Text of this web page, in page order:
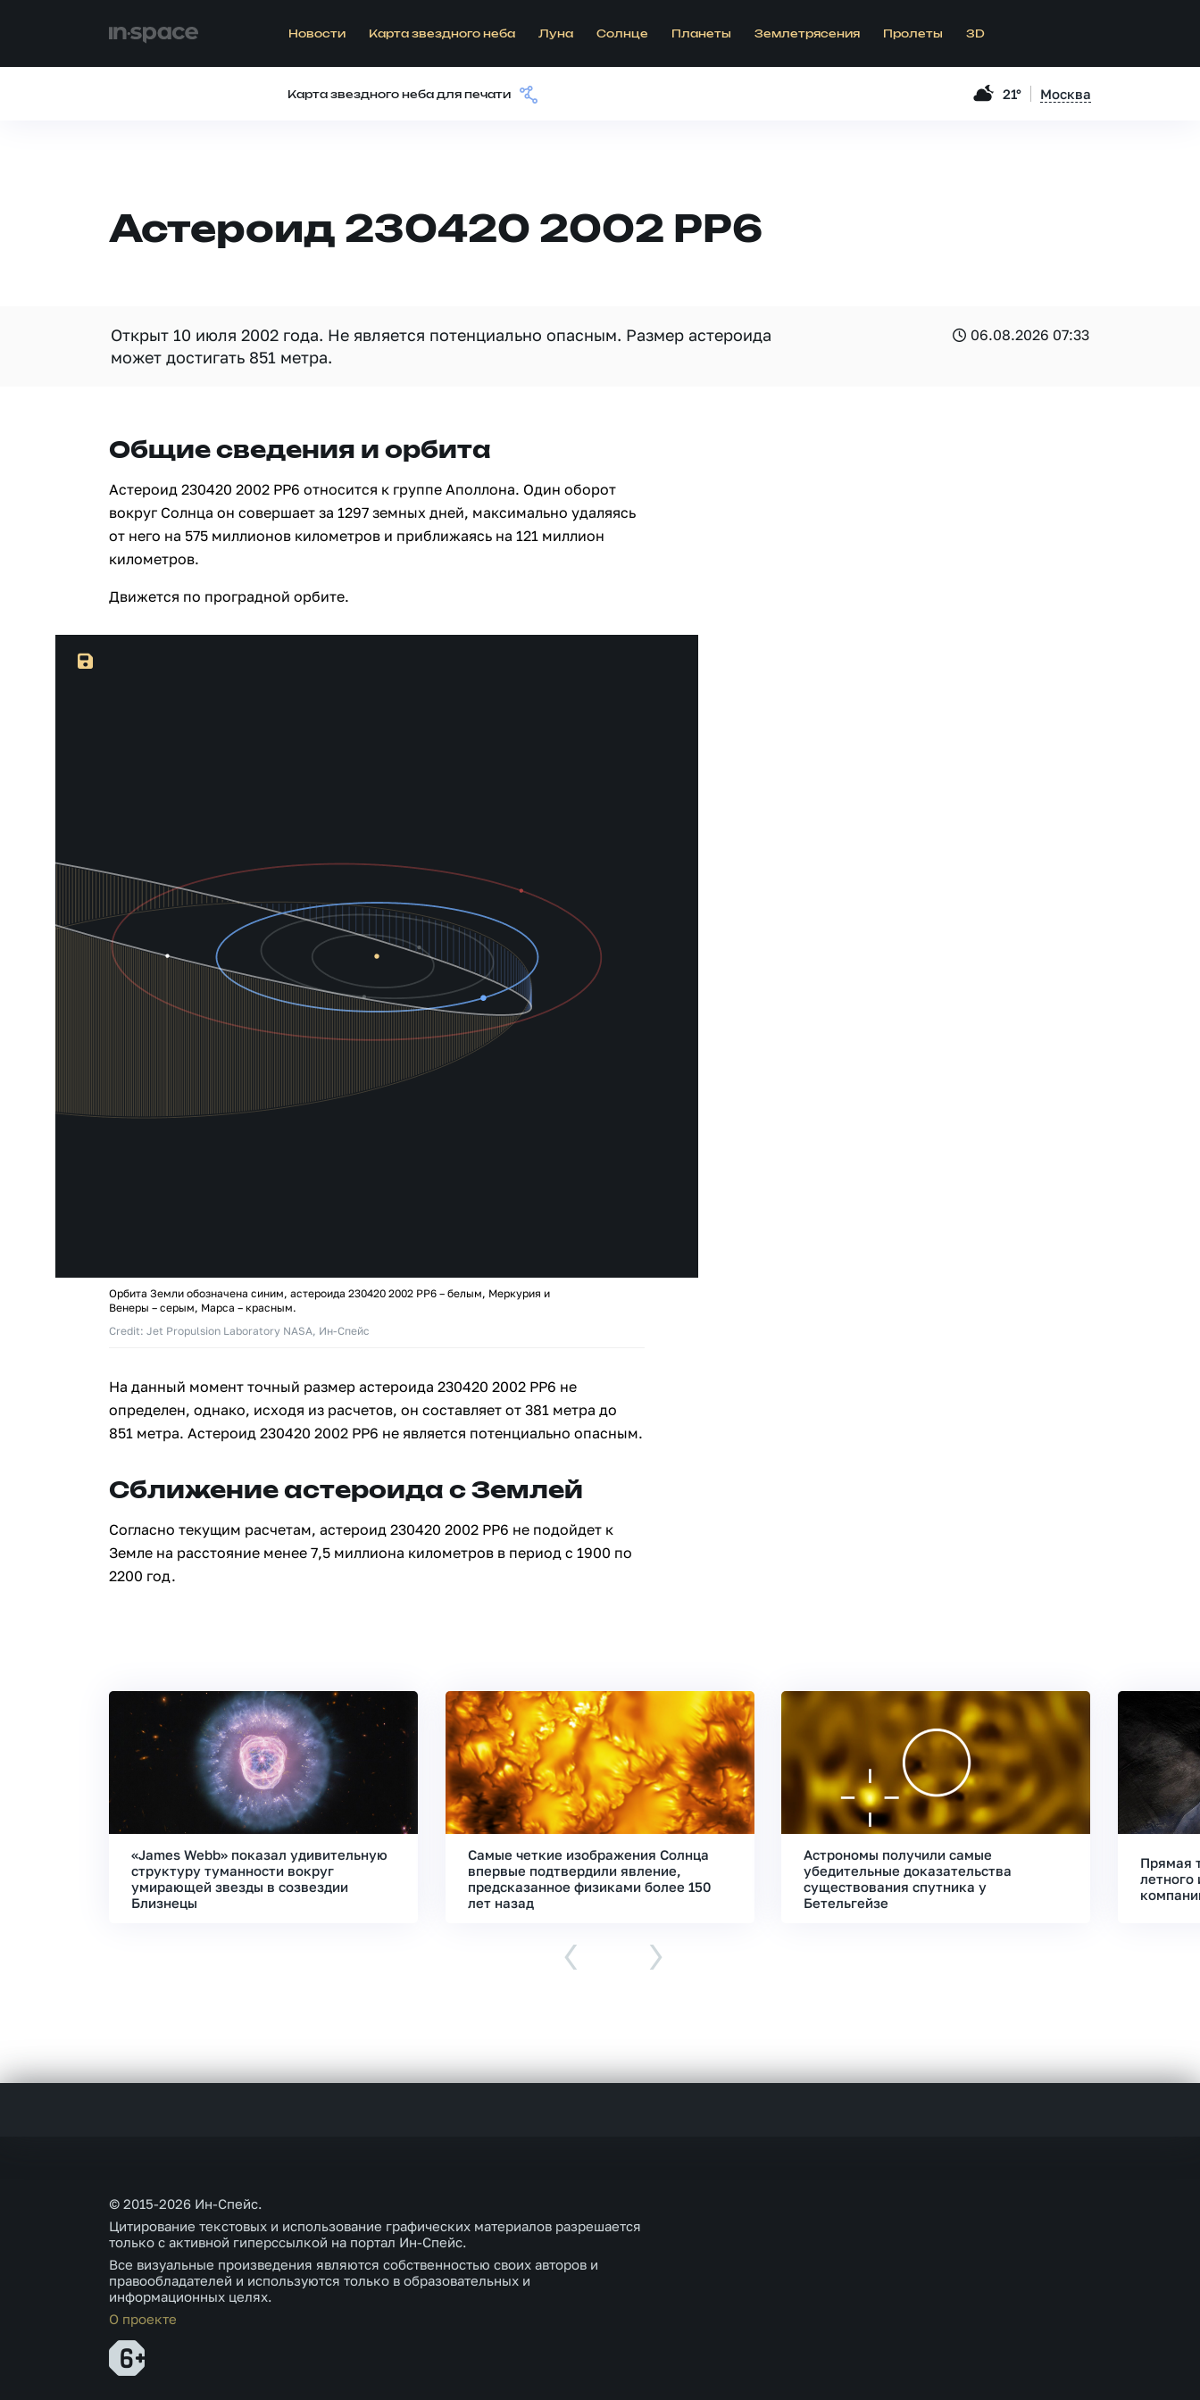
Новости Карта звездного неба Луна Солнце Планеты Землетрясения Пролеты 3D
Карта звездного неба для печати 21° Москва
Астероид 230420 2002 PP6
Открыт 10 июля 2002 года. Не является потенциально опасным. Размер астероида
может достигать 851 метра.
06.08.2026 07:33
Общие сведения и орбита
Астероид 230420 2002 PP6 относится к группе Аполлона. Один оборот
вокруг Солнца он совершает за 1297 земных дней, максимально удаляясь
от него на 575 миллионов километров и приближаясь на 121 миллион
километров.
Движется по проградной орбите.
Орбита Земли обозначена синим, астероида 230420 2002 PP6 – белым, Меркурия и
Венеры – серым, Марса – красным.
Credit: Jet Propulsion Laboratory NASA, Ин-Спейс
На данный момент точный размер астероида 230420 2002 PP6 не
определен, однако, исходя из расчетов, он составляет от 381 метра до
851 метра. Астероид 230420 2002 PP6 не является потенциально опасным.
Сближение астероида с Землей
Согласно текущим расчетам, астероид 230420 2002 PP6 не подойдет к
Земле на расстояние менее 7,5 миллиона километров в период с 1900 по
2200 год.
«James Webb» показал удивительную
структуру туманности вокруг
умирающей звезды в созвездии
Близнецы
Самые четкие изображения Солнца
впервые подтвердили явление,
предсказанное физиками более 150
лет назад
Астрономы получили самые
убедительные доказательства
существования спутника у
Бетельгейзе
Прямая
летного
‹ ›
© 2015-2026 Ин-Спейс.
Цитирование текстовых и использование графических материалов разрешается
только с активной гиперссылкой на портал Ин-Спейс.
Все визуальные произведения являются собственностью своих авторов и
правообладателей и используются только в образовательных и
информационных целях.
О проекте